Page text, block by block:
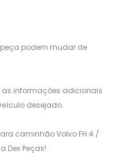
podem mudar de
informações adicionais
desejado.
caminhão Volvo FH 4 /
Dex Peças!